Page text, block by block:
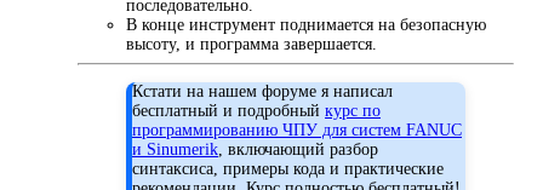
последовательно.
В конце инструмент поднимается на безопасную
высоту, и программа завершается.
Кстати на нашем форуме я написал
бесплатный и подробный курс по
программированию ЧПУ для систем FANUC
и Sinumerik , включающий разбор
синтаксиса, примеры кода и практические